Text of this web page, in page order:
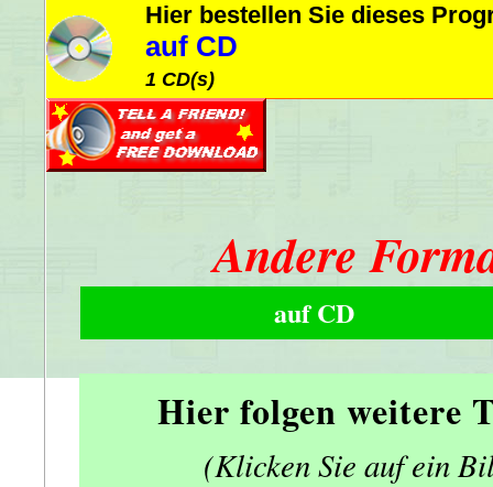
Hier bestellen Sie dieses
auf CD
1 CD(s)
Andere
auf CD
Hier folgen weitere
(Klicken Sie auf ein